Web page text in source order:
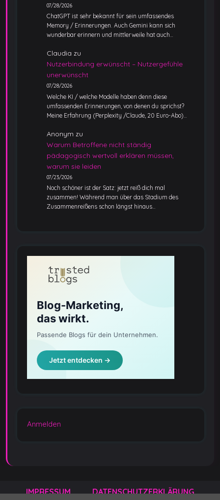
07/28/2026
ChatGPT ist sehr bekannt für sein umfassendes
Memory / Erinnerungen. Auch Gemini kann sich
wunderbar erinnern und mittlerweile hat auch…
Claudia zu
Nutzerbindung erwünscht – Nutzergefühle
unerwünscht
07/28/2026
Welche KI / welche Modelle haben denn diese
umfassenden Erinnerungen, von denen du sprichst?
Meine Erfahrung (Perplexity /Claude, 20 Euro-Abo)…
Anonym zu
Warum Betroffene nicht ständig
pädagogisch wertvoll erklären müssen,
warum sie leiden
07/23/2026
Noch schöner ist der Satz: jetzt reiß dich mal
zusammen! Während man über das Stadium des
Zusammenreißens schon längst hinaus…
Anmelden
IMPRESSUM
DATENSCHUTZERKLÄRUNG